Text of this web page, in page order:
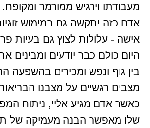
מעבודתו וירגיש ממורמר
אדם כזה יתקשה גם במימוש
אישה - עלולות לצוץ גם בעיות
היום כולם כבר יודעים ומבינים
בין גוף ונפש ומכירים בהשפעה
מצבים רגשיים על מצבנו
כאשר אדם מגיע אליי, ניתוח
שלו מאפשר הבנה מעמיקה של